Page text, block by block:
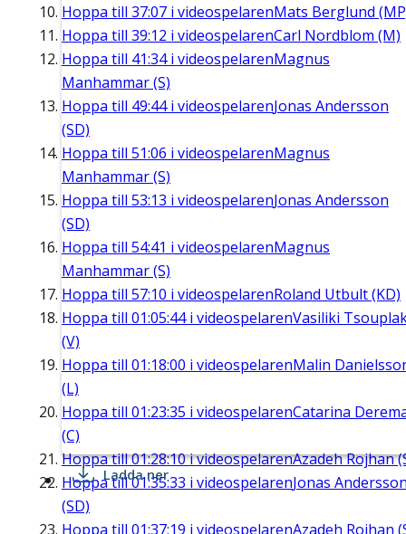
Hoppa till 37:07 i videospelarenMats Berglund
Hoppa till 39:12 i videospelarenCarl Nordblom (M)
Hoppa till 41:34i videospelarenMagnus
Manhammar (S)
Hoppa till 49:44i videospelarenJonas Andersson
(SD)
Hoppa till 51:06 i videospelarenMagnus
Manhammar (S)
Hoppa till 53:13 i videospelarenJonas Andersson
(SD)
Hoppa till 54:41 i videospelarenMagnus
Manhammar (S)
Hoppa till 57:10 i videospelarenRoland Utbult (KD)
Hoppa till 01:05:44i videospelarenVasiliki
(V)
Hoppa till 01:18:00 i videospelarenMalin
(L)
Hoppa till 01:23:35 i videospelarenCatarina
(C)
Hoppa till01:28:10i videospelarenAzadeh Rojhan
Hoppa till01:35:33 i videospelarenJonas
(SD)
Hoppa till 01:37:19 i videospelarenAzadeh Rojhan
Ladda ner